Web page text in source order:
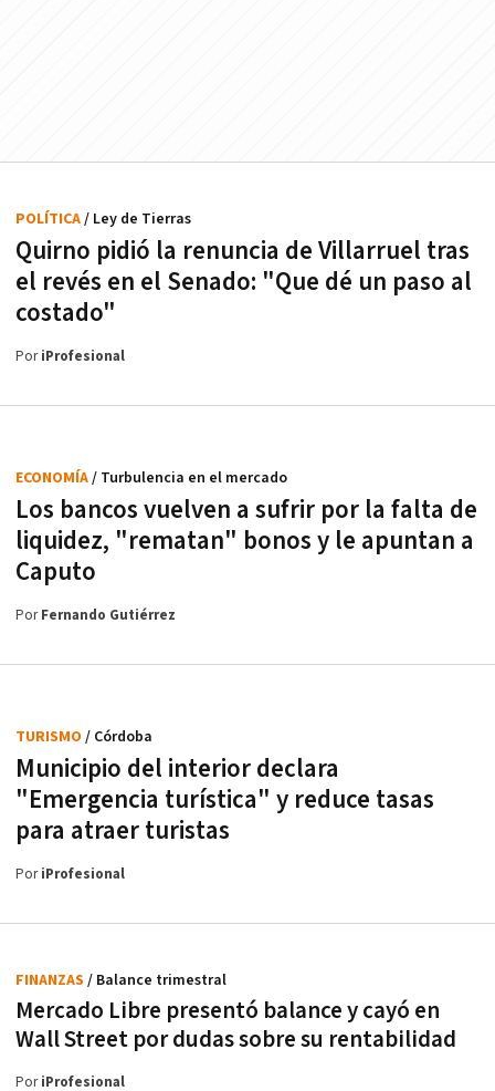
Quirno pidió la renuncia de Villarruel tras
el revés en el Senado: "Que dé un paso al
costado"
POLÍTICA/ Ley de Tierras
PoriProfesional
Los bancos vuelven a sufrir por la falta de
liquidez, "rematan" bonos y le apuntan a
Caputo
ECONOMÍA/ Turbulencia en el mercado
PorFernando Gutiérrez
Municipio del interior declara
"Emergencia turística" y reduce tasas
para atraer turistas
TURISMO / Córdoba
PoriProfesional
Mercado Libre presentó balance y cayó en
Wall Street por dudas sobre su rentabilidad
FINANZAS / Balance trimestral
PoriProfesional